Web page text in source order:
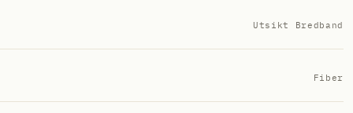
Utsikt Bredband
Fiber